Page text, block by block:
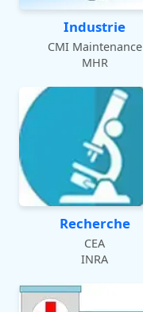
Industrie
CMI Maintenance
MHR
Recherche
CEA
INRA